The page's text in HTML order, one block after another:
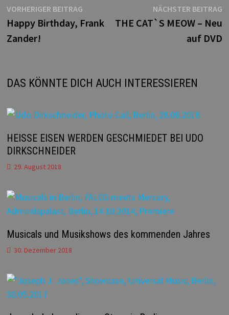
Beitragsnavigation
VORHERIGER BEITRAGVorheriger
Beitrag:
Happy Birthday, Frank
Zander!
NÄCHSTER BEITRAG
THE CAT`S MEOW – Neu
auf DVD
DAS KÖNNTE DICH AUCH INTERESSIEREN
HEISSE EISEN WERDEN GESCHMIEDET BEI UDO
DIRKSCHNEIDER
29. August 2018
Musicals und Musikshows des kommenden Jahres
30. Dezember 2018